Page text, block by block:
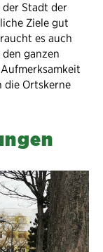
Stadt der
Ziele gut
es auch
ganzen
die Ortskerne